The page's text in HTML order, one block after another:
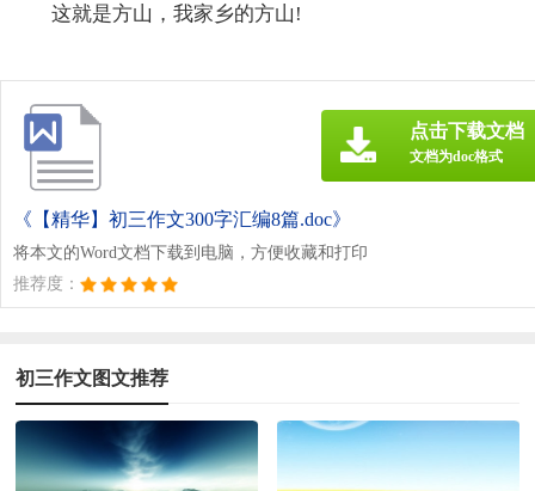
这就是方山，我家乡的方山!
《【精华】初三作文300字汇编8篇.doc》
将本文的Word文档下载到电脑，方便收藏和打印
推荐度：
点击下载文档
文档为doc格式
初三作文图文推荐